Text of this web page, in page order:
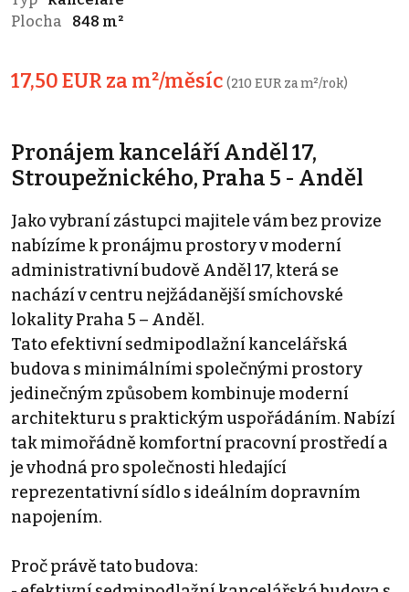
Plocha
848 m²
17,50 EUR za m²/měsíc (210 EUR za m²/rok)
Pronájem kanceláří Anděl 17,
Stroupežnického, Praha 5 - Anděl
Jako vybraní zástupci majitele vám bez provize
nabízíme k pronájmu prostory v moderní
administrativní budově Anděl 17, která se
nachází v centru nejžádanější smíchovské
lokality Praha 5 – Anděl.
Tato efektivní sedmipodlažní kancelářská
budova s minimálními společnými prostory
jedinečným způsobem kombinuje moderní
architekturu s praktickým uspořádáním. Nabízí
tak mimořádně komfortní pracovní prostředí a
je vhodná pro společnosti hledající
reprezentativní sídlo s ideálním dopravním
napojením.
Proč právě tato budova: